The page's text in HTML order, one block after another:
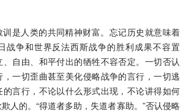
训是人类的共同精神财富。忘记历史就意味着
战争和世界反法西斯战争的胜利成果不容置
自由、和平付出的牺牲不容否定。一切否认
一切歪曲甚至美化侵略战争的言行，一切逃
言行，不论以什么形式出现，不论讲得如何
人的。“得道者多助，失道者寡助。”否认侵略